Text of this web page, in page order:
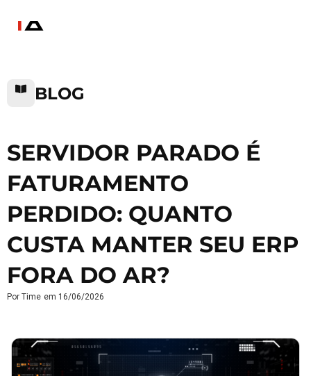
BLOG
SERVIDOR PARADO É
FATURAMENTO
PERDIDO: QUANTO
CUSTA MANTER SEU ERP
FORA DO AR?
Por Time em 16/06/2026